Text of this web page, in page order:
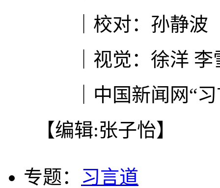
｜校对：孙静波
｜视觉：徐洋
｜中国新闻网“
【编辑:张子怡】
专题： 习言道